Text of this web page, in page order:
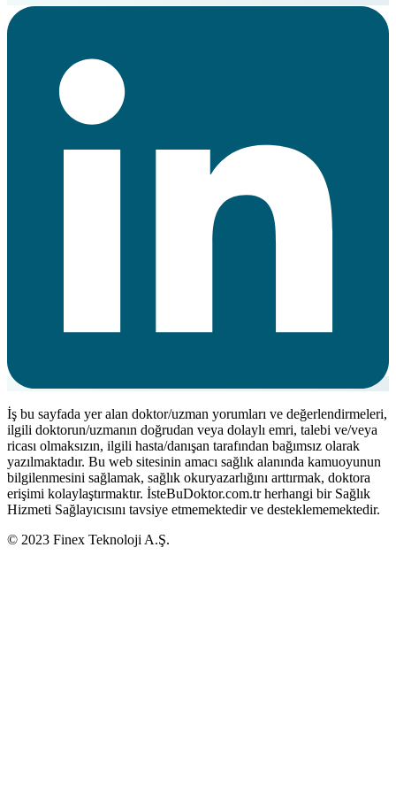
İş bu sayfada yer alan doktor/uzman yorumları ve değerlendirmeleri,
ilgili doktorun/uzmanın doğrudan veya dolaylı emri, talebi ve/veya
ricası olmaksızın, ilgili hasta/danışan tarafından bağımsız olarak
yazılmaktadır. Bu web sitesinin amacı sağlık alanında kamuoyunun
bilgilenmesini sağlamak, sağlık okuryazarlığını arttırmak, doktora
erişimi kolaylaştırmaktır. İsteBuDoktor.com.tr herhangi bir Sağlık
Hizmeti Sağlayıcısını tavsiye etmemektedir ve desteklememektedir.
© 2023 Finex Teknoloji A.Ş.